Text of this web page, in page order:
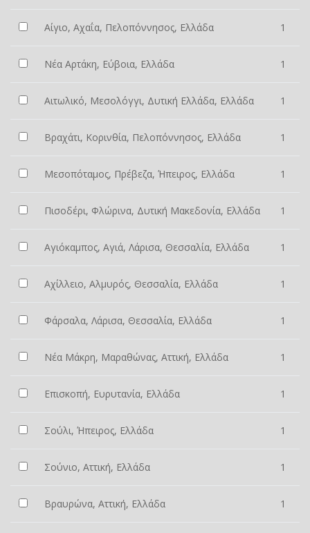
Αίγιο, Αχαΐα, Πελοπόννησος, Ελλάδα 1
Νέα Αρτάκη, Εύβοια, Ελλάδα 1
Αιτωλικό, Μεσολόγγι, Δυτική Ελλάδα, Ελλάδα 1
Βραχάτι, Κορινθία, Πελοπόννησος, Ελλάδα 1
Μεσοπόταμος, Πρέβεζα, Ήπειρος, Ελλάδα 1
Πισοδέρι, Φλώρινα, Δυτική Μακεδονία, Ελλάδα 1
Αγιόκαμπος, Αγιά, Λάρισα, Θεσσαλία, Ελλάδα 1
Αχίλλειο, Αλμυρός, Θεσσαλία, Ελλάδα 1
Φάρσαλα, Λάρισα, Θεσσαλία, Ελλάδα 1
Νέα Μάκρη, Μαραθώνας, Αττική, Ελλάδα 1
Επισκοπή, Ευρυτανία, Ελλάδα 1
Σούλι, Ήπειρος, Ελλάδα 1
Σούνιο, Αττική, Ελλάδα 1
Βραυρώνα, Αττική, Ελλάδα 1